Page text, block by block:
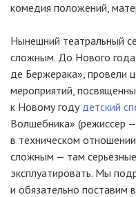
комедия положений,
Нынешний театральный
сложным. До Нового
де Бержерака», провели
мероприятий,
к Новому году детский
Волшебника» (режиссер
в техническом
сложным — там
эксплуатировать. Мы
и обязательно поставим